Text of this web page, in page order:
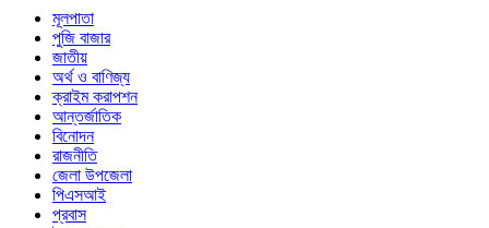
মূলপাতা
পুজি বাজার
জাতীয়
অর্থ ও বাণিজ্য
ক্রাইম করাপশন
আন্তর্জাতিক
বিনোদন
রাজনীতি
জেলা উপজেলা
পিএসআই
প্রবাস